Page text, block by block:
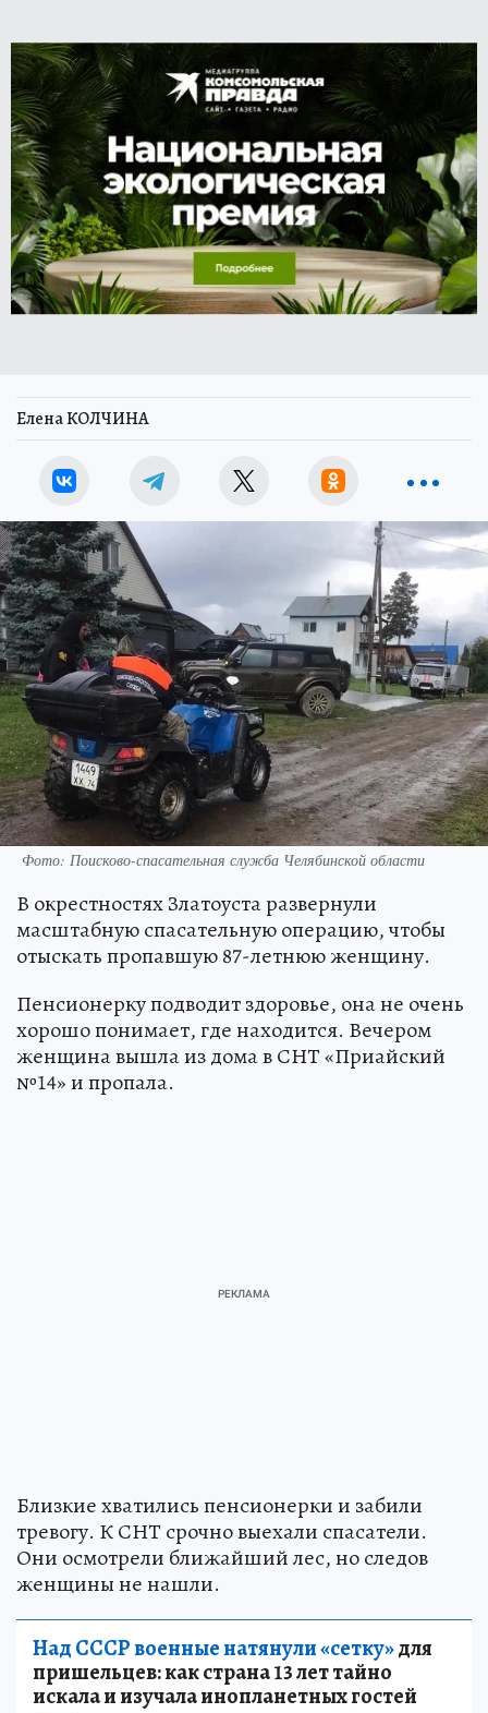
Елена КОЛЧИНА
Фото: Поисково-спасательная служба Челябинской области
В окрестностях Златоуста развернули
масштабную спасательную операцию, чтобы
отыскать пропавшую 87-летнюю женщину.
Пенсионерку подводит здоровье, она не очень
хорошо понимает, где находится. Вечером
женщина вышла из дома в СНТ «Приайский
№14» и пропала.
Близкие хватились пенсионерки и забили
тревогу. К СНТ срочно выехали спасатели.
Они осмотрели ближайший лес, но следов
женщины не нашли.
Над СССР военные натянули «сетку»для
пришельцев: как страна 13 лет тайно
искала и изучала инопланетных гостей